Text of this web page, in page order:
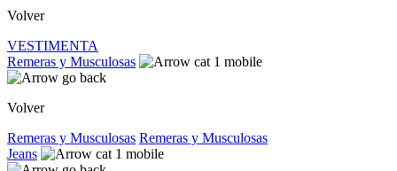
Volver
VESTIMENTA
Remeras y Musculosas
Volver
Remeras y Musculosas Remeras y Musculosas
Jeans